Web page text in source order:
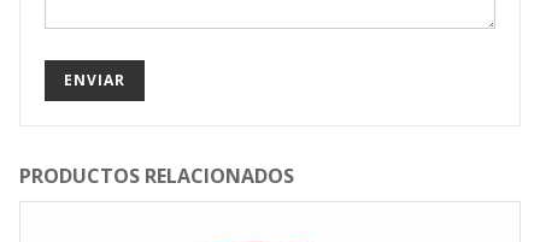
PRODUCTOS RELACIONADOS